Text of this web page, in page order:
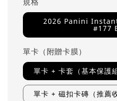
2026 Panini
#177
單卡（附贈卡膜）
單卡 + 卡套（基本保護
單卡 + 磁扣卡磚（推薦